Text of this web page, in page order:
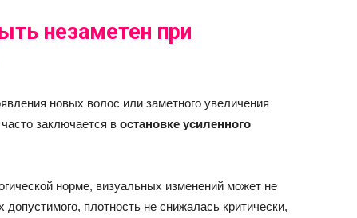
незаметен при
новых волос или заметного увеличения
заключается в остановке усиленного
норме, визуальных изменений может не
плотность не снижалась критически,